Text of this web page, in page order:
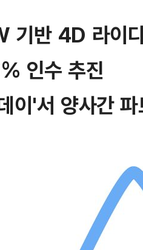
기반 4D 라이
인수 추진
이'서 양사간